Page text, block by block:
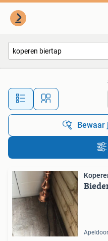
Alle
Bewaar